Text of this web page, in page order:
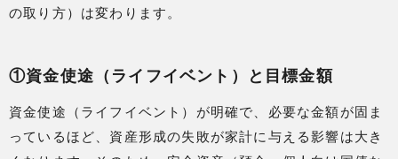
の取り方）は変わります。
①資金使途（ライフイベント）と目標金額
資金使途（ライフイベント）が明確で、必要な金額が固ま
っているほど、資産形成の失敗が家計に与える影響は大き